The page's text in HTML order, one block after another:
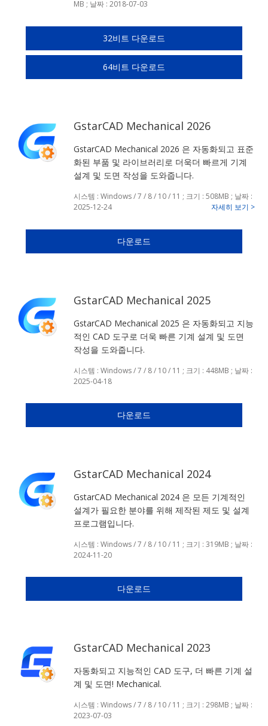
MB ; 날짜 : 2018-07-03
32비트 다운로드
64비트 다운로드
GstarCAD Mechanical 2026
GstarCAD Mechanical 2026 은 자동화되고 표준
화된 부품 및 라이브러리로 더욱더 빠르게 기계
설계 및 도면 작성을 도와줍니다.
시스템 : Windows / 7 / 8 / 10 / 11 ; 크기 : 508MB ; 날짜 :
2025-12-24
자세히 보기 >
다운로드
GstarCAD Mechanical 2025
GstarCAD Mechanical 2025 은 자동화되고 지능
적인 CAD 도구로 더욱 빠른 기계 설계 및 도면
작성을 도와줍니다.
시스템 : Windows / 7 / 8 / 10 / 11 ; 크기 : 448MB ; 날짜 :
2025-04-18
다운로드
GstarCAD Mechanical 2024
GstarCAD Mechanical 2024 은 모든 기계적인
설계가 필요한 분야를 위해 제작된 제도 및 설계
프로그램입니다.
시스템 : Windows / 7 / 8 / 10 / 11 ; 크기 : 319MB ; 날짜 :
2024-11-20
다운로드
GstarCAD Mechanical 2023
자동화되고 지능적인 CAD 도구, 더 빠른 기계 설
계 및 도면! Mechanical.
시스템 : Windows / 7 / 8 / 10 / 11 ; 크기 : 298MB ; 날짜 :
2023-07-03